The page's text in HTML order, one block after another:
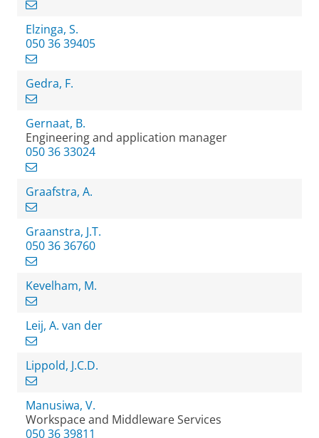
Elzinga, S.
050 36 39405
Gedra, F.
Gernaat, B.
Engineering and application manager
050 36 33024
Graafstra, A.
Graanstra, J.T.
050 36 36760
Kevelham, M.
Leij, A. van der
Lippold, J.C.D.
Manusiwa, V.
Workspace and Middleware Services
050 36 39811